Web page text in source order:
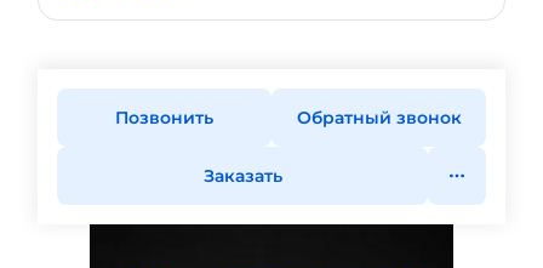
Позвонить Обратный звонок
Заказать